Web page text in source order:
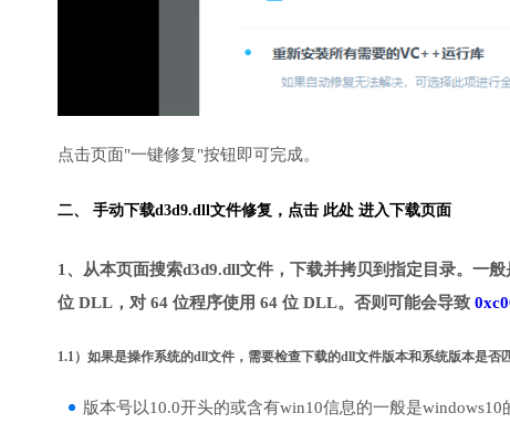
点击页面"一键修复"按钮即可完成。
二、 手动下载d3d9.dll文件修复， 点击 此处 进入下载页面
1、从本页面搜索d3d9.dll文件，下载并拷贝到指定目录。一
位 DLL，对 64 位程序使用 64 位 DLL。否则可能会导致
1.1）如果是操作系统的dll文件，需要检查下载的dll文件版本和系统版本是否
版本号以10.0开头的或含有win10信息的一般是windows10